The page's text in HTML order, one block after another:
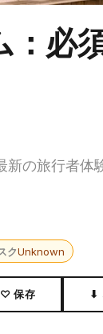
：必
の旅行者体
クUnknown
♡ 保存 ⬇